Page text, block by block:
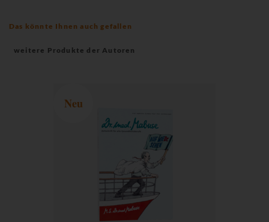
Das könnte Ihnen auch gefallen
weitere Produkte der Autoren
Neu